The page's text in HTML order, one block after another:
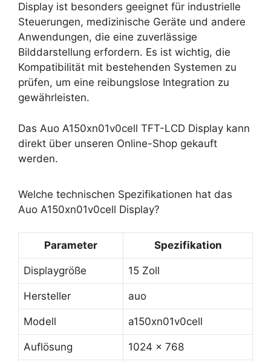
Display ist besonders geeignet für industrielle
Steuerungen, medizinische Geräte und andere
Anwendungen, die eine zuverlässige
Bilddarstellung erfordern. Es ist wichtig, die
Kompatibilität mit bestehenden Systemen zu
prüfen, um eine reibungslose Integration zu
gewährleisten.
Das Auo A150xn01v0cell TFT-LCD Display kann
direkt über unseren Online-Shop gekauft
werden.
Welche technischen Spezifikationen hat das
Auo A150xn01v0cell Display?
Parameter Spezifikation
Displaygröße 15 Zoll
Hersteller auo
Modell a150xn01v0cell
Auflösung 1024 x 768